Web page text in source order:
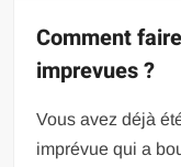
Comment
imprevues ?
Vous avez déjà
imprévue qui a